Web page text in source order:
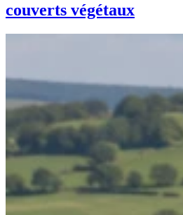
couverts végétaux